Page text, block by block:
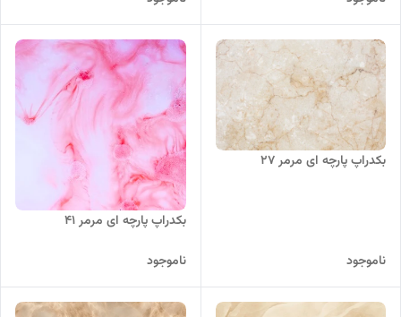
بکدراپ پارچه ای مرمر 27
ناموجود
بکدراپ پارچه ای مرمر 41
ناموجود